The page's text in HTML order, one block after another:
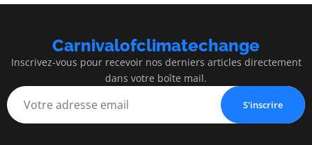
Carnivalofclimatechange
Inscrivez-vous pour recevoir nos derniers articles directement
dans votre boîte mail.
S'inscrire